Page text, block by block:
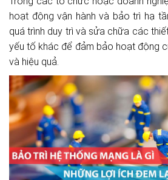
hoạt động vận hành và bảo trì hạ
quá trình duy trì và sửa chữa các
yếu tố khác để đảm bảo hoạt động
và hiệu quả.